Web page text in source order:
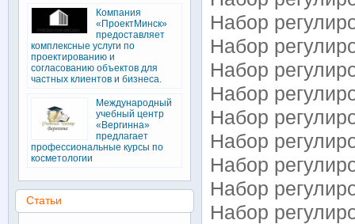
Набор
Набор
Набор
Набор
Набор
Набор
Набор
Набор
Набор
Компания
«ПроектМинск»
предоставляет
комплексные услуги по
проектированию и
согласованию объектов для
частных клиентов и бизнеса.
Международный
учебный центр
«Вергинна»
предлагает
профессиональные курсы по
косметологии
Статьи